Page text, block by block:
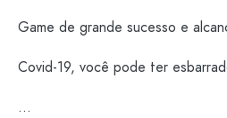
Game de grande sucesso e
Covid-19, você pode ter
…